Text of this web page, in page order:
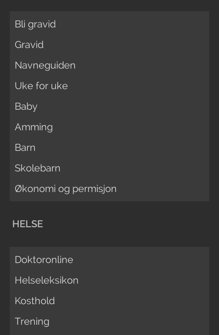
Bli gravid
Gravid
Navneguiden
Uke for uke
Baby
Amming
Barn
Skolebarn
Økonomi og permisjon
HELSE
Doktoronline
Helseleksikon
Kosthold
Trening